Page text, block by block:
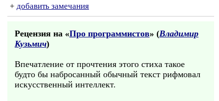
+ добавить замечания
Рецензия на «Про программистов» (Владимир
Кузьмич)
Впечатление от прочтения этого стиха такое
будто бы набросанный обычный текст рифмовал
искусственный интеллект.